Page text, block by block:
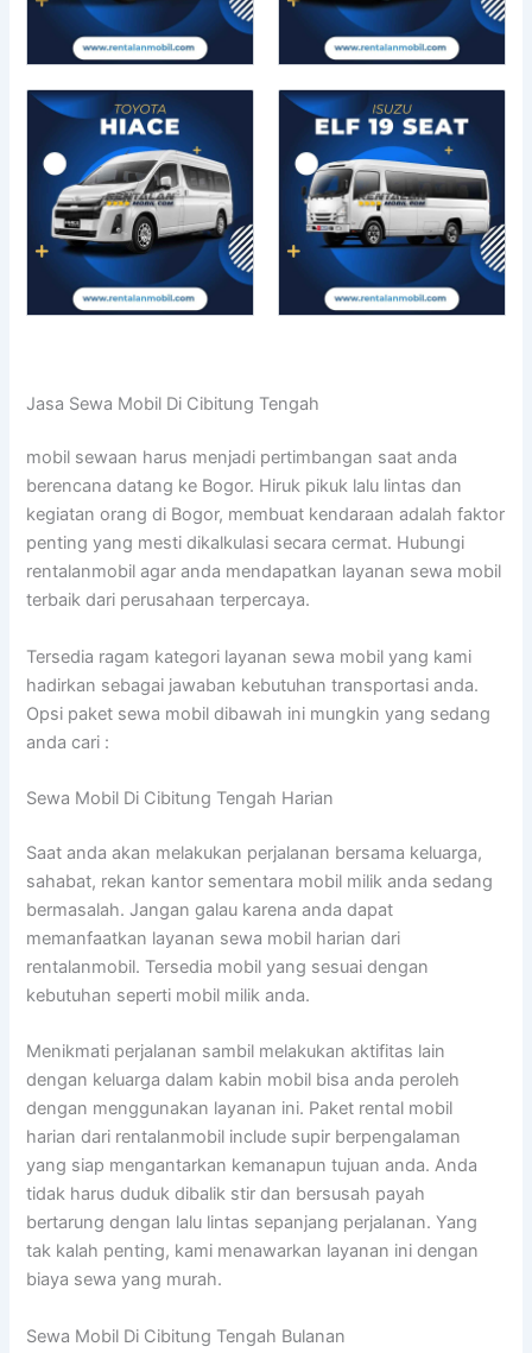
Jasa Sewa Mobil Di Cibitung Tengah
mobil sewaan harus menjadi pertimbangan saat anda
berencana datang ke Bogor. Hiruk pikuk lalu lintas dan
kegiatan orang di Bogor, membuat kendaraan adalah faktor
penting yang mesti dikalkulasi secara cermat. Hubungi
rentalanmobil agar anda mendapatkan layanan sewa mobil
terbaik dari perusahaan terpercaya.
Tersedia ragam kategori layanan sewa mobil yang kami
hadirkan sebagai jawaban kebutuhan transportasi anda.
Opsi paket sewa mobil dibawah ini mungkin yang sedang
anda cari :
Sewa Mobil Di Cibitung Tengah Harian
Saat anda akan melakukan perjalanan bersama keluarga,
sahabat, rekan kantor sementara mobil milik anda sedang
bermasalah. Jangan galau karena anda dapat
memanfaatkan layanan sewa mobil harian dari
rentalanmobil. Tersedia mobil yang sesuai dengan
kebutuhan seperti mobil milik anda.
Menikmati perjalanan sambil melakukan aktifitas lain
dengan keluarga dalam kabin mobil bisa anda peroleh
dengan menggunakan layanan ini. Paket rental mobil
harian dari rentalanmobil include supir berpengalaman
yang siap mengantarkan kemanapun tujuan anda. Anda
tidak harus duduk dibalik stir dan bersusah payah
bertarung dengan lalu lintas sepanjang perjalanan. Yang
tak kalah penting, kami menawarkan layanan ini dengan
biaya sewa yang murah.
Sewa Mobil Di Cibitung Tengah Bulanan